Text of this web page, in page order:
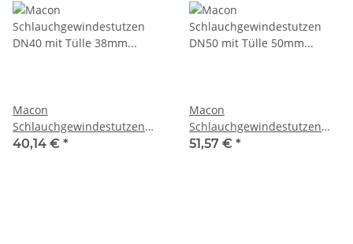
Macon
Schlauchgewindestutzen
DN40 mit Tülle 38mm
40,14 € *
Macon
Schlauchgewindestutzen
DN50 mit Tülle 50mm
51,57 € *